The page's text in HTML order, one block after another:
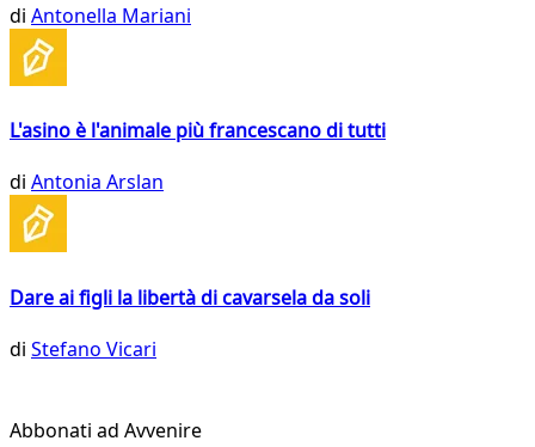
di Antonella Mariani
L'asino è l'animale più francescano di tutti
di Antonia Arslan
Dare ai figli la libertà di cavarsela da soli
di Stefano Vicari
Abbonati ad Avvenire